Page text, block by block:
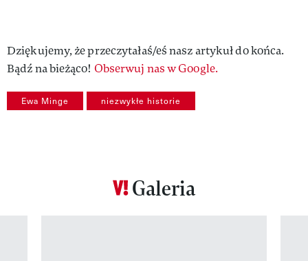
Dziękujemy, że przeczytałaś/eś nasz artykuł do końca.
Bądź na bieżąco! Obserwuj nas w Google.
Ewa Minge niezwykłe historie
Galeria